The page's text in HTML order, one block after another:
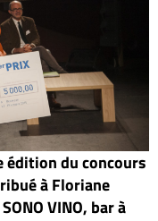
édition du concours
à Floriane
VINO, bar à